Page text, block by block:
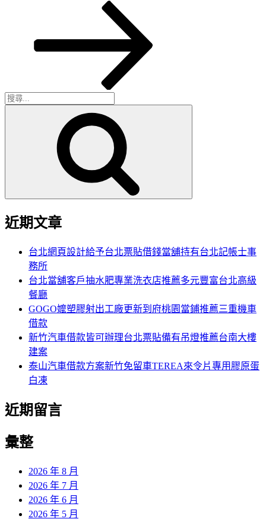
搜
近期文章
台北網頁設計給予台北票貼借錢當舖持有台北記帳士事
務所
台北當舖客戶抽水肥專業洗衣店推薦多元豐富台北高級
餐廳
GOGO嬤塑膠射出工廠更新到府桃園當鋪推薦三重機車
借款
新竹汽車借款皆可辦理台北票貼備有吊燈推薦台南大樓
建案
泰山汽車借款方案新竹免留車TEREA來令片專用膠原蛋
白凍
近期留言
彙整
2026 年 8 月
2026 年 7 月
2026 年 6 月
2026 年 5 月